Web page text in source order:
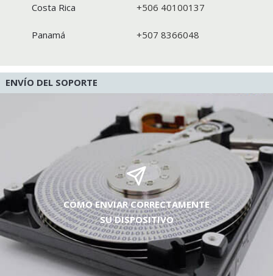
Costa Rica +506 40100137
Panamá +507 8366048
ENVÍO DEL SOPORTE
CÓMO ENVIAR CORRECTAMENTE
SU DISPOSITIVO